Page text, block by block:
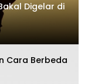
Digelar di
Cara Berbeda